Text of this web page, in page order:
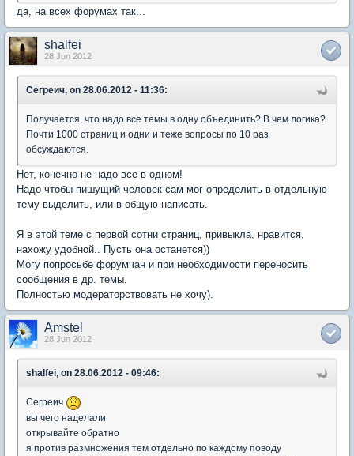
да, на всех форумах так...
shalfei
28 Jun 2012
Сегреич, on 28.06.2012 - 11:36:
Получается, что надо все темы в одну объединить? В чем логика?
Почти 1000 страниц и одни и теже вопросы по 10 раз
обсуждаются.
Нет, конечно не надо все в одном!
Надо чтобы пишущий человек сам мог определить в отдельную
тему выделить, или в общую написать.
Я в этой теме с первой сотни страниц, привыкла, нравится,
нахожу удобной.. Пусть она останется))
Могу попросьбе форумчан и при необходимости переносить
сообщения в др. темы.
Полностью модераторствовать не хочу).
Amstel
28 Jun 2012
shalfei, on 28.06.2012 - 09:46:
Сегреич
вы чего наделали
открывайте обратно
я против размножения тем отдельно по каждому поводу